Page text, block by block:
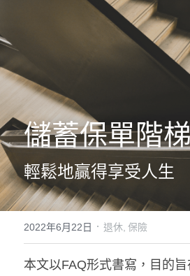
傳承
感想
服務
傳承對話
搜索
儲蓄保單階
輕鬆地贏得享受人生
2022年6月22日 · 退休, 保險
本文以FAQ形式書寫，目的